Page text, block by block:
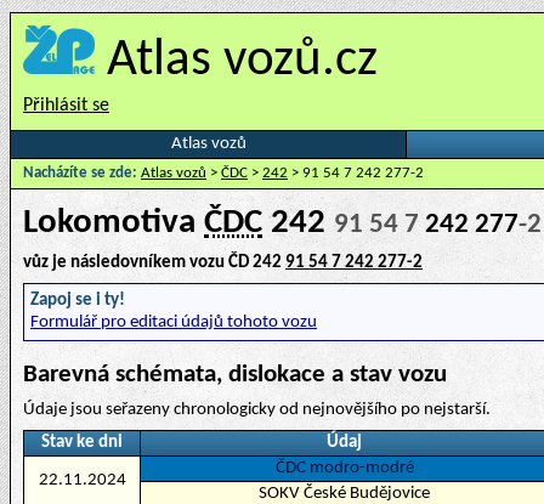
Atlas vozů.cz
Přihlásit se
Atlas vozů
Nacházíte se zde: Atlas vozů > ČDC > 242 > 91 54 7 242 277-2
Lokomotiva ČDC 242 91 54 7 242 277-2
vůz je následovníkem vozu ČD 242 91 54 7 242 277-2
Zapoj se i ty!
Formulář pro editaci údajů tohoto vozu
Barevná schémata, dislokace a stav vozu
Údaje jsou seřazeny chronologicky od nejnovějšího po nejstarší.
Stav ke dni
Údaj
22.11.2024
ČDC modro-modré
SOKV České Budějovice